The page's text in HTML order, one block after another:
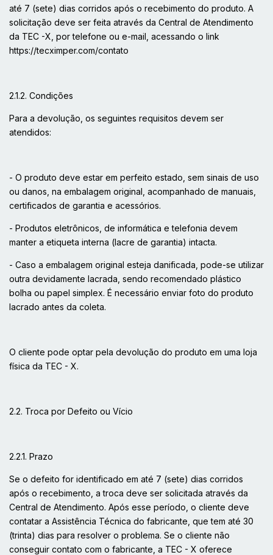
até 7 (sete) dias corridos após o recebimento do produto. A
solicitação deve ser feita através da Central de Atendimento
da TEC -X, por telefone ou e-mail, acessando o link
https://tecximper.com/contato
2.1.2. Condições
Para a devolução, os seguintes requisitos devem ser
atendidos:
- O produto deve estar em perfeito estado, sem sinais de uso
ou danos, na embalagem original, acompanhado de manuais,
certificados de garantia e acessórios.
- Produtos eletrônicos, de informática e telefonia devem
manter a etiqueta interna (lacre de garantia) intacta.
- Caso a embalagem original esteja danificada, pode-se utilizar
outra devidamente lacrada, sendo recomendado plástico
bolha ou papel simplex. É necessário enviar foto do produto
lacrado antes da coleta.
O cliente pode optar pela devolução do produto em uma loja
física da TEC - X.
2.2. Troca por Defeito ou Vício
2.2.1. Prazo
Se o defeito for identificado em até 7 (sete) dias corridos
após o recebimento, a troca deve ser solicitada através da
Central de Atendimento. Após esse período, o cliente deve
contatar a Assistência Técnica do fabricante, que tem até 30
(trinta) dias para resolver o problema. Se o cliente não
conseguir contato com o fabricante, a TEC - X oferece